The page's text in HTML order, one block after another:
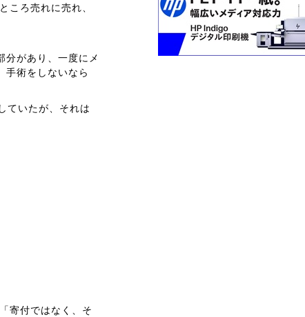
ころ売れに売れ、
分があり、一度にメ
手術をしないなら
ていたが、それは
寄付ではなく、そ